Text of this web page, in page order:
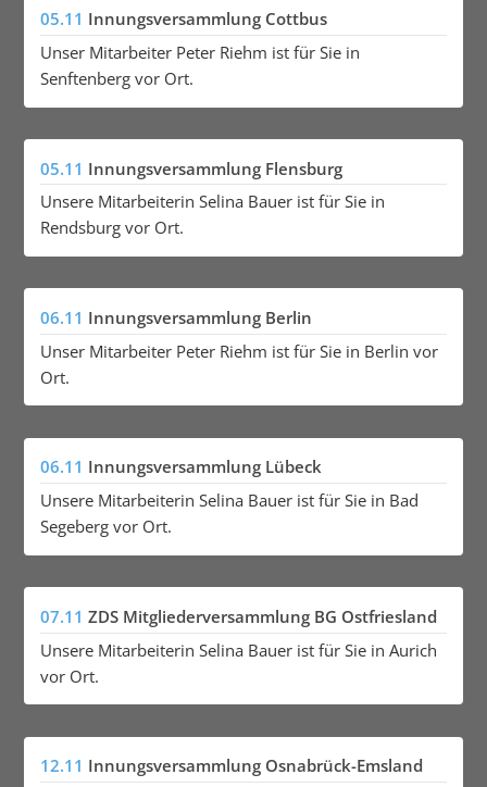
05.11 Innungsversammlung Cottbus
Unser Mitarbeiter Peter Riehm ist für Sie in
Senftenberg vor Ort.
05.11 Innungsversammlung Flensburg
Unsere Mitarbeiterin Selina Bauer ist für Sie in
Rendsburg vor Ort.
06.11 Innungsversammlung Berlin
Unser Mitarbeiter Peter Riehm ist für Sie in Berlin vor
Ort.
06.11 Innungsversammlung Lübeck
Unsere Mitarbeiterin Selina Bauer ist für Sie in Bad
Segeberg vor Ort.
07.11 ZDS Mitgliederversammlung BG Ostfriesland
Unsere Mitarbeiterin Selina Bauer ist für Sie in Aurich
vor Ort.
12.11 Innungsversammlung Osnabrück-Emsland